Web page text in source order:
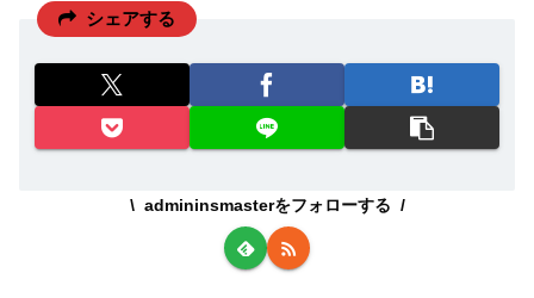
シェアする
admininsmasterをフォローする